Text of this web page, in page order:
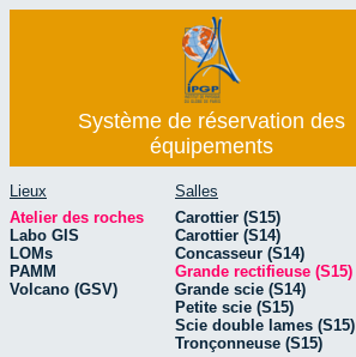
Système de réservation des
équipements
Lieux
Atelier des roches
Labo GIS
LOMs
PAMM
Volcano (GSV)
Salles
Carottier (S15)
Carottier (S14)
Concasseur (S14)
Grande rectifieuse (S15)
Grande scie (S14)
Petite scie (S15)
Scie double lames (S15)
Tronçonneuse (S15)